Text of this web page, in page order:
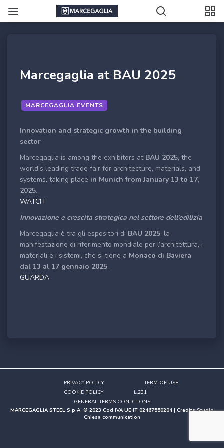
Marcegaglia at BAU 2025
MARCEGAGLIA EVENTS
Innovation and strategic growth in the building
sector
Marcegaglia is among the exhibitors at BAU 2025, the
world’s leading trade fair for architecture, materials, and
systems, taking place in Munich from January 13 to 17,
2025.
WATCH
Innovazione e crescita strategica nel settore dell’edilizia
Marcegaglia è tra gli espositori di BAU 2025, la
manifestazione di riferimento mondiale per l’architettura, i
materiali e i sistemi, che si tiene a Monaco di Baviera
dal 13 al 17 gennaio 2025.
GUARDA
PRIVACY POLICY
TERM OF USE
COOKIE POLICY
L.231
GENERAL TERMS CONDITIONS
MARCEGAGLIA STEEL S.p.A. © 2023 Cod.IVA UE IT 02467550204 | CreditsStudio
Chiesa communication